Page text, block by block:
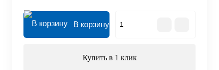
В корзину
Купить в 1 клик